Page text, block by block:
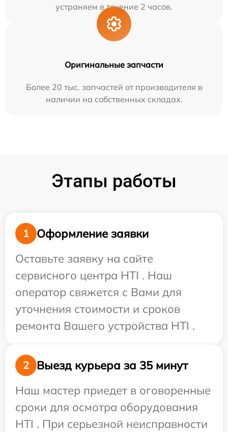
устраняем в течение 2 часов.
Оригинальные запчасти
Более 20 тыс. запчастей от производителя в
наличии на собственных складах.
Этапы работы
1
Оформление заявки
Оставьте заявку на сайте
сервисного центра HTI . Наш
оператор свяжется с Вами для
уточнения стоимости и сроков
ремонта Вашего устройства HTI .
2
Выезд курьера за 35 минут
Наш мастер приедет в оговоренные
сроки для осмотра оборудования
HTI . При серьезной неисправности